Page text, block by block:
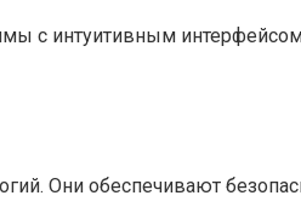
с интуитивным
Они обеспечивают